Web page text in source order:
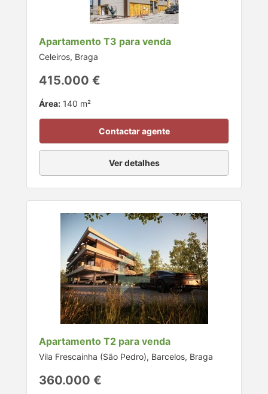
Apartamento T3 para venda
Celeiros, Braga
415.000 €
Área: 140 m²
Contactar agente
Ver detalhes
Apartamento T2 para venda
Vila Frescainha (São Pedro), Barcelos, Braga
360.000 €